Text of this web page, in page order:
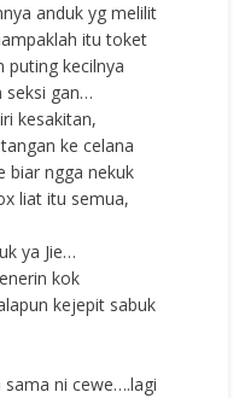
anduk yg melilit
itu toket
puting kecilnya
seksi gan…
kesakitan,
ke celana
biar ngga nekuk
liat itu semua,
ya Jie…
kok
kejepit sabuk
ni cewe….lagi